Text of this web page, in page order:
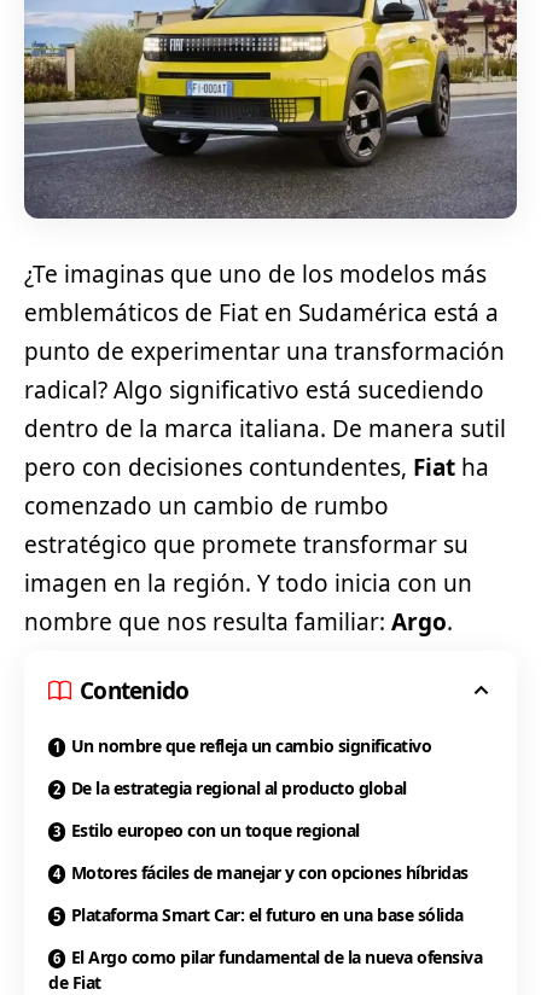
¿Te imaginas que uno de los modelos más
emblemáticos de Fiat en Sudamérica está a
punto de experimentar una transformación
radical? Algo significativo está sucediendo
dentro de la marca italiana. De manera sutil
pero con decisiones contundentes, Fiat ha
comenzado un cambio de rumbo
estratégico que promete transformar su
imagen en la región. Y todo inicia con un
nombre que nos resulta familiar: Argo.
Contenido
Un nombre que refleja un cambio significativo
De la estrategia regional al producto global
Estilo europeo con un toque regional
Motores fáciles de manejar y con opciones híbridas
Plataforma Smart Car: el futuro en una base sólida
El Argo como pilar fundamental de la nueva ofensiva
de Fiat